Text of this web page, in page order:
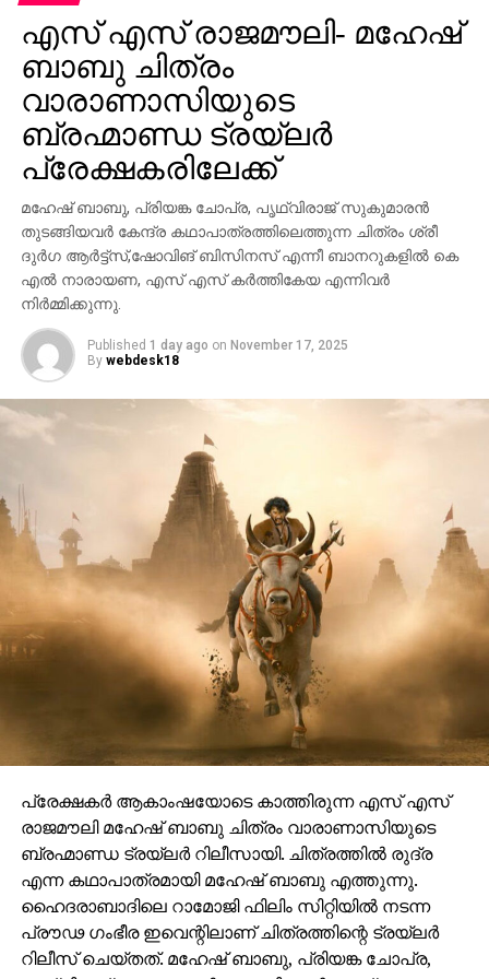
എസ് എസ് രാജമൗലി- മഹേഷ്
ബാബു ചിത്രം
വാരാണാസിയുടെ
ബ്രഹ്മാണ്ഡ ട്രയ്ലർ
പ്രേക്ഷകരിലേക്ക്
മഹേഷ് ബാബു, പ്രിയങ്ക ചോപ്ര, പൃഥ്വിരാജ് സുകുമാരൻ
തുടങ്ങിയവർ കേന്ദ്ര കഥാപാത്രത്തിലെത്തുന്ന ചിത്രം ശ്രീ
ദുർഗ ആർട്ട്സ്,ഷോവിങ് ബിസിനസ് എന്നീ ബാനറുകളിൽ കെ
എൽ നാരായണ, എസ് എസ് കർത്തികേയ എന്നിവർ
നിർമ്മിക്കുന്നു.
Published 1 day ago on November 17, 2025
By webdesk18
പ്രേക്ഷകർ ആകാംഷയോടെ കാത്തിരുന്ന എസ് എസ്
രാജമൗലി മഹേഷ് ബാബു ചിത്രം വാരാണാസിയുടെ
ബ്രഹ്മാണ്ഡ ട്രയ്ലർ റിലീസായി. ചിത്രത്തിൽ രുദ്ര
എന്ന കഥാപാത്രമായി മഹേഷ് ബാബു എത്തുന്നു.
ഹൈദരാബാദിലെ റാമോജി ഫിലിം സിറ്റിയിൽ നടന്ന
പ്രൗഢ ഗംഭീര ഇവെന്റിലാണ് ചിത്രത്തിന്റെ ട്രയ്ലർ
റിലീസ് ചെയ്തത്. മഹേഷ് ബാബു, പ്രിയങ്ക ചോപ്ര,